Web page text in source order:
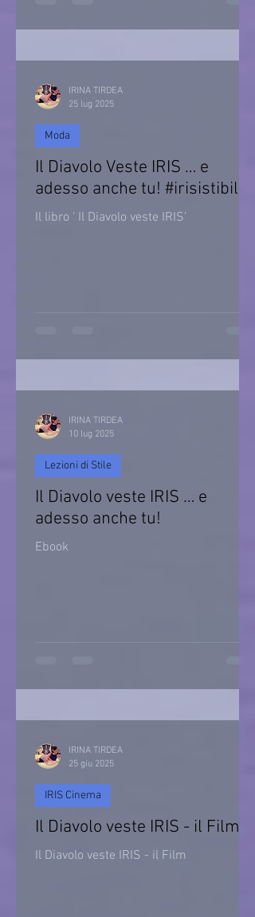
Il Diavolo Veste IRIS … e
adesso anche tu! #irisistibile
Il libro ‘ Il Diavolo veste IRIS’
Moda
IRINA TIRDEA
25 lug 2025
Il Diavolo veste IRIS … e
adesso anche tu!
Ebook
Lezioni di Stile
IRINA TIRDEA
10 lug 2025
Il Diavolo veste IRIS - il Film
Il Diavolo veste IRIS - il Film
IRIS Cinema
IRINA TIRDEA
25 giu 2025